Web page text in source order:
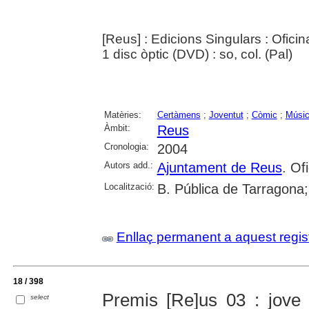
[Reus] : Edicions Singulars :
1 disc òptic (DVD) : so, col. (Pal)
Matèries: Certàmens ; Joventut; Còmic ;
Àmbit:
Reus
Cronologia: 2004
Autors add.: Ajuntament de Reus.
Localització: B. Pública de
Enllaç permanent a aquest
18 / 398
select Premis [Re]us 03 :